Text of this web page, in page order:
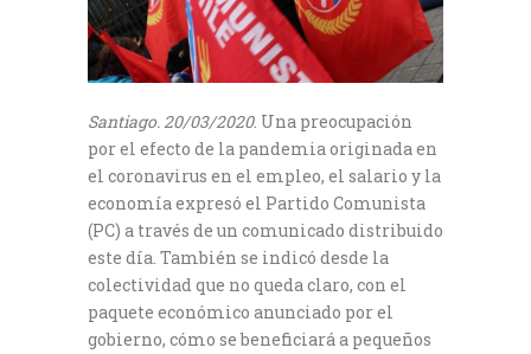
Santiago. 20/03/2020. Una preocupación
por el efecto de la pandemia originada en
el coronavirus en el empleo, el salario y la
economía expresó el Partido Comunista
(PC) a través de un comunicado distribuido
este día. También se indicó desde la
colectividad que no queda claro, con el
paquete económico anunciado por el
gobierno, cómo se beneficiará a pequeños